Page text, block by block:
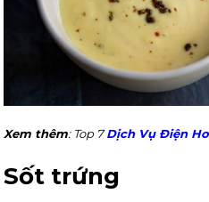
Xem thêm: Top 7Dịch Vụ Điện
Sốt trứng